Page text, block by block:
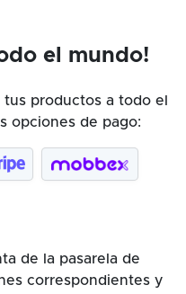
el mundo!
productos a todo el
opciones de pago:
de la pasarela de
correspondientes y